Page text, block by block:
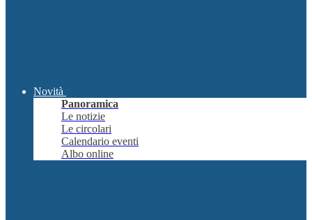
Novità
Panoramica
Le notizie
Le circolari
Calendario eventi
Albo online